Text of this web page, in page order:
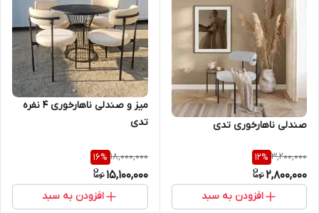
صندلی ناهارخوری تدی
3,200,000
12%
2,800,000
افزودن به سبد
میز و صندلی ناهارخوری 4 نفره
تدی
18,000,000
16%
15,100,000
افزودن به سبد